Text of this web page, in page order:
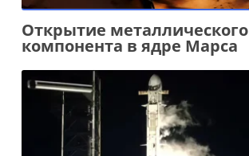
Открытие металлического
компонента в ядре Марса